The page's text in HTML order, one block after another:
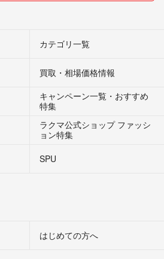
カテゴリ一覧
買取・相場価格情報
キャンペーン一覧・おすすめ
特集
ラクマ公式ショップ ファッシ
ョン特集
SPU
はじめての方へ